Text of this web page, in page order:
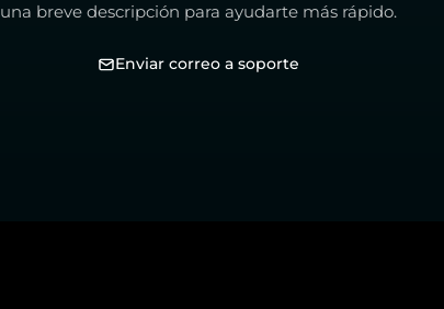
una breve descripción para ayudarte más rápido.
Enviar correo a soporte